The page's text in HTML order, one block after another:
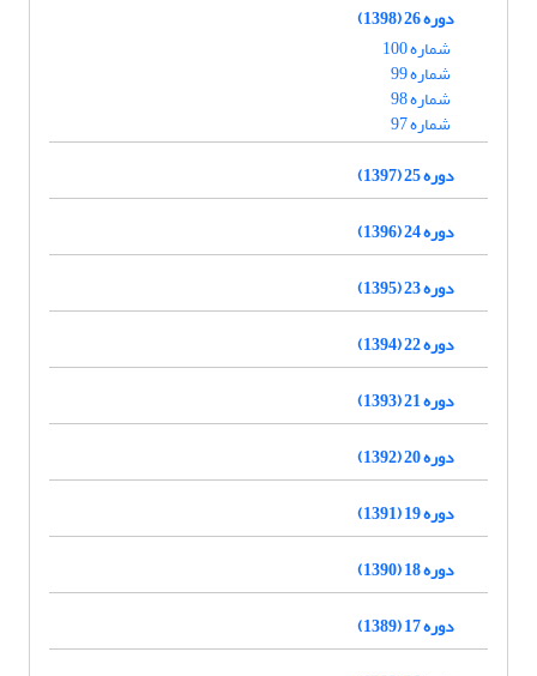
دوره 26 (1398)
شماره 100
شماره 99
شماره 98
شماره 97
دوره 25 (1397)
دوره 24 (1396)
دوره 23 (1395)
دوره 22 (1394)
دوره 21 (1393)
دوره 20 (1392)
دوره 19 (1391)
دوره 18 (1390)
دوره 17 (1389)